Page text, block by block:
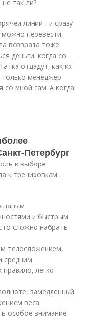
так ли?
линии - и сразу
перевести.
возврата тоже
деньги, когда со
отдадут, как их
менеджер
со мной сам. А когда
Петербург
в выборе
к тренировкам .
и быстрым
сложно набрать
телосложением,
средним
легко
замедленный
веса.
особое внимание